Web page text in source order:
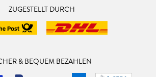
ZUGESTELLT DURCH
& BEQUEM BEZAHLEN